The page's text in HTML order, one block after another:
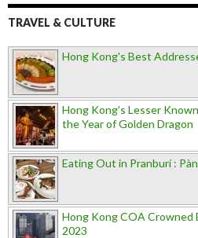
TRAVEL & CULTURE
Hong Kong's Best
Hong Kong's Lesser
the Year of Golden Dragon
Eating Out in Pranburi :
Hong Kong COA Crowned
2023